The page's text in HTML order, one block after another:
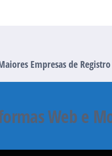
Empresas de
Web e